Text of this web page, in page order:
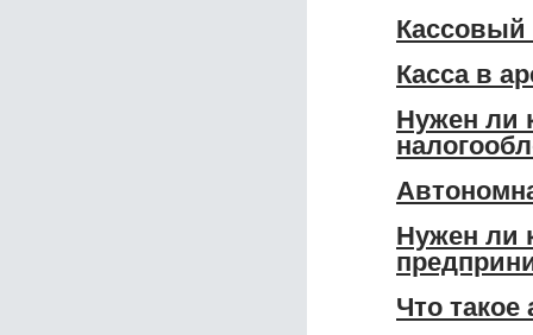
Кассовый
Касса в
Нужен ли
Нужен ли
Что